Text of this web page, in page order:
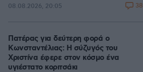
08.08.2026, 20:05 38
Πατέρας για δεύτερη φορά ο
Κωνσταντέλιας: Η σύζυγός του
Χριστίνα έφερε στον κόσμο ένα
υγιέστατο κοριτσάκι